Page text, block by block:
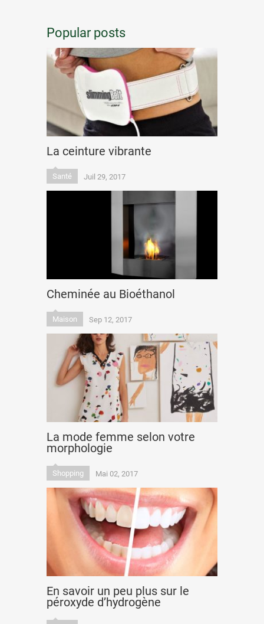
Popular posts
La ceinture vibrante
Santé Juil 29, 2017
Cheminée au Bioéthanol
Maison Sep 12, 2017
La mode femme selon votre
morphologie
Shopping Mai 02, 2017
En savoir un peu plus sur le
péroxyde d’hydrogène